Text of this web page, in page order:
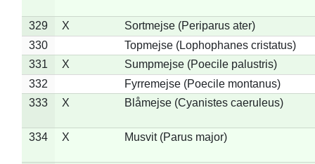
329 X
Sortmejse (Periparus ater)
330
Topmejse (Lophophanes cristatus)
331
X
Sumpmejse (Poecile palustris)
332
Fyrremejse (Poecile montanus)
333
X Blåmejse (Cyanistes caeruleus)
334 X Musvit (Parus major)